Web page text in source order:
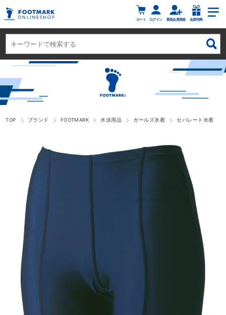
カート ログイン 新規会員登録 会員特典
TOP ブランド FOOTMARK 水泳用品 ガールズ水着 セパレート水着